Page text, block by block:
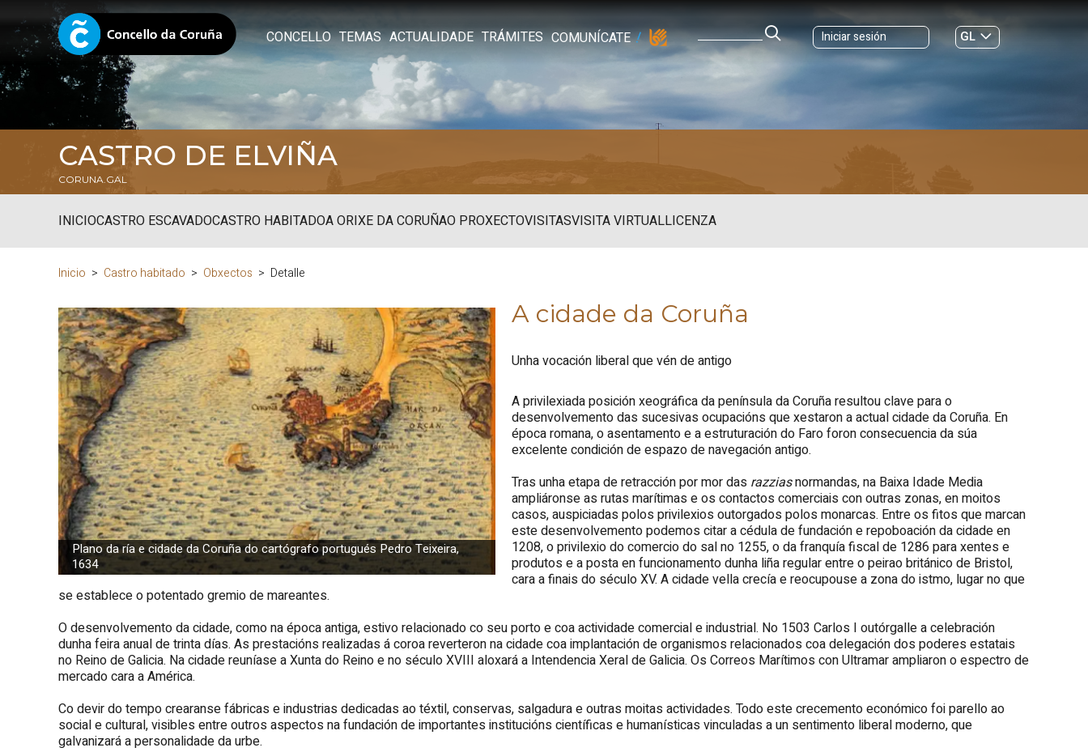
CONCELLO TEMAS ACTUALIDADE TRÁMITES COMUNÍCATE Iniciar sesión
GL
ES|
CASTRO DE ELVIÑA
CORUNA.GAL
INICIOCASTRO ESCAVADOCASTRO HABITADOA ORIXE DA CORUÑAO PROXECTOVISITASVISITA VIRTUALLICENZA
Inicio Castro habitado Obxectos Detalle
Plano da ría e cidade da Coruña do cartógrafo portugués Pedro Teixeira,
1634
A cidade da Coruña
Unha vocación liberal que vén de antigo
A privilexiada posición xeográfica da península da Coruña resultou clave para o
desenvolvemento das sucesivas ocupacións que xestaron a actual cidade da Coruña. En
época romana, o asentamento e a estruturación do Faro foron consecuencia da súa
excelente condición de espazo de navegación antigo.
Tras unha etapa de retracción por mor das razziasnormandas, na Baixa Idade Media
ampliáronse as rutas marítimas e os contactos comerciais con outras zonas, en moitos
casos, auspiciadas polos privilexios outorgados polos monarcas. Entre os fitos que marcan
este desenvolvemento podemos citar a cédula de fundación e repoboación da cidade en
1208, o privilexio do comercio do sal no 1255, o da franquía fiscal de 1286 para xentes e
produtos e a posta en funcionamento dunha liña regular entre o peirao británico de Bristol,
cara a finais do século XV. A cidade vella crecía e reocupouse a zona do istmo, lugar no que
se establece o potentado gremio de mareantes.
O desenvolvemento da cidade, como na época antiga, estivo relacionado co seu porto e coa actividade comercial e industrial. No 1503 Carlos I outórgalle a celebración
dunha feira anual de trinta días. As prestacións realizadas á coroa reverteron na cidade coa implantación de organismos relacionados coa delegación dos poderes estatais
no Reino de Galicia. Na cidade reuníase a Xunta do Reino e no século XVIII aloxará a Intendencia Xeral de Galicia. Os Correos Marítimos con Ultramar ampliaron o espectro de
mercado cara a América.
Co devir do tempo crearanse fábricas e industrias dedicadas ao téxtil, conservas, salgadura e outras moitas actividades. Todo este crecemento económico foi parello ao
social e cultural, visibles entre outros aspectos na fundación de importantes institucións científicas e humanísticas vinculadas a un sentimento liberal moderno, que
galvanizará a personalidade da urbe.